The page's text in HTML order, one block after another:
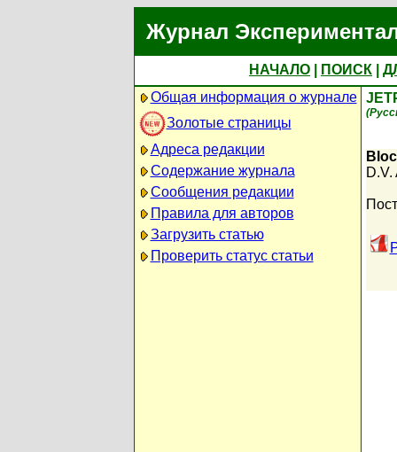
Журнал
НАЧАЛО ПОИСК
Общая информация о журнале
Золотые страницы
Адреса редакции
Содержание журнала
Сообщения редакции
Правила для авторов
Загрузить статью
Проверить статус статьи
D.V.